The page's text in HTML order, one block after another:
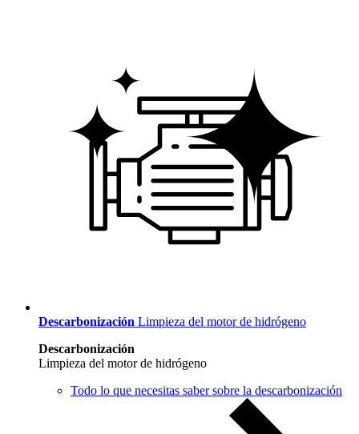
Descarbonización Limpieza del motor de hidrógeno
Descarbonización
Limpieza del motor de hidrógeno
Todo lo que necesitas saber sobre la descarbonización